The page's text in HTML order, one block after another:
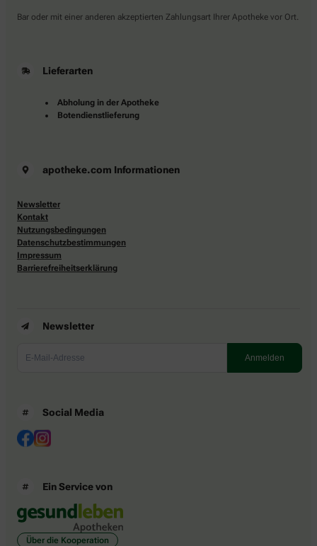
Bar oder mit einer anderen akzeptierten Zahlungsart Ihrer Apotheke vor Ort.
Lieferarten
Abholung in der Apotheke
Botendienstlieferung
apotheke.com Informationen
Newsletter
Kontakt
Nutzungsbedingungen
Datenschutzbestimmungen
Impressum
Barrierefreiheitserklärung
Newsletter
Social Media
Ein Service von
Über die Kooperation